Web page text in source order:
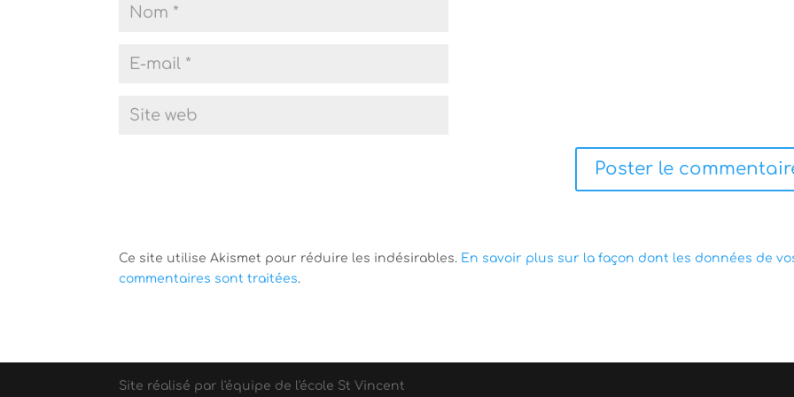
Ce site utilise Akismet pour réduire les indésirables. En savoir plus sur la façon dont les données de
commentaires sont traitées.
Site réalisé par l'équipe de l'école St Vincent